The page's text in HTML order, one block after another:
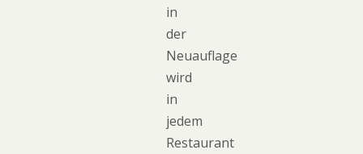
in
der
Neuauflage
wird
in
jedem
Restaurant